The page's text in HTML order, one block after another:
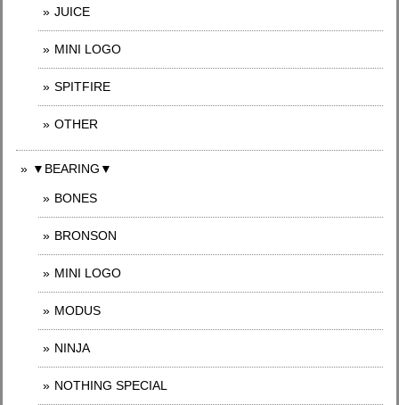
JUICE
MINI LOGO
SPITFIRE
OTHER
▼BEARING▼
BONES
BRONSON
MINI LOGO
MODUS
NINJA
NOTHING SPECIAL